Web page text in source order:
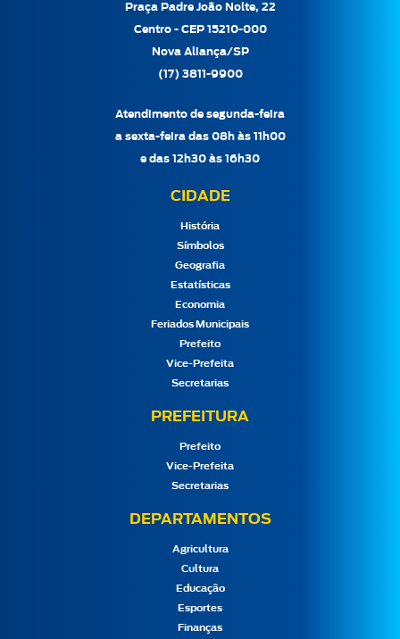
Praça Padre João Nolte, 22
Centro - CEP 15210-000
Nova Aliança/SP
(17) 3811-9900
Atendimento de segunda-feira
a sexta-feira das 08h às 11h00
e das 12h30 às 16h30
CIDADE
História
Símbolos
Geografia
Estatísticas
Economia
Feriados Municipais
Prefeito
Vice-Prefeita
Secretarias
PREFEITURA
Prefeito
Vice-Prefeita
Secretarias
DEPARTAMENTOS
Agricultura
Cultura
Educação
Esportes
Finanças